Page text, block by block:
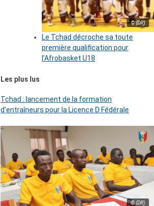
© (DR)
Le Tchad décroche sa toute
première qualification pour
l’Afrobasket U18
Les plus lus
Tchad : lancement de la formation
d’entraîneurs pour la Licence D Fédérale
© (DR)